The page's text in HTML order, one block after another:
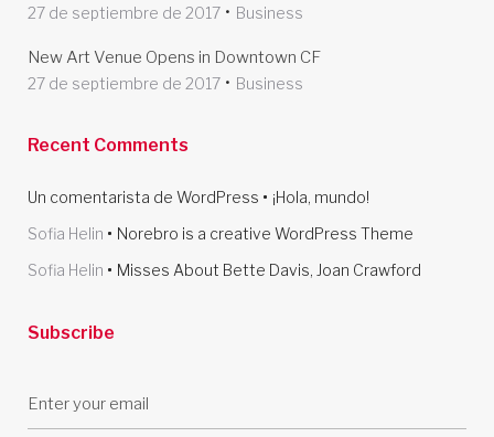
27 de septiembre de 2017 Business
New Art Venue Opens in Downtown CF
27 de septiembre de 2017 Business
Recent Comments
Un comentarista de WordPress
¡Hola, mundo!
Sofia Helin
Norebro is a creative WordPress Theme
Sofia Helin
Misses About Bette Davis, Joan Crawford
Subscribe